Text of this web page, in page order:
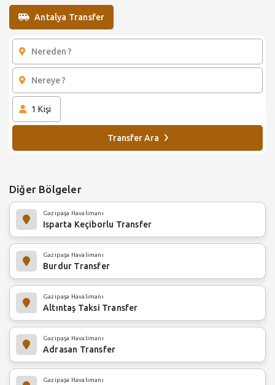
Antalya Transfer
1 Kişi
Transfer Ara
Diğer Bölgeler
Gazipaşa Havalimanı
Isparta Keçiborlu Transfer
Gazipaşa Havalimanı
Burdur Transfer
Gazipaşa Havalimanı
Altıntaş Taksi Transfer
Gazipaşa Havalimanı
Adrasan Transfer
Gazipaşa Havalimanı